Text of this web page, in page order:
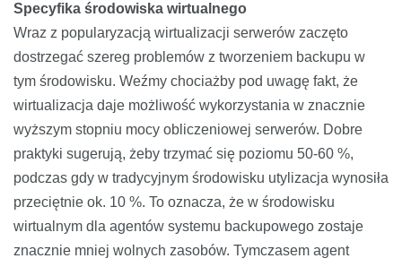
Specyfika środowiska wirtualnego
Wraz z popularyzacją wirtualizacji serwerów zaczęto
dostrzegać szereg problemów z tworzeniem backupu w
tym środowisku. Weźmy chociażby pod uwagę fakt, że
wirtualizacja daje możliwość wykorzystania w znacznie
wyższym stopniu mocy obliczeniowej serwerów. Dobre
praktyki sugerują, żeby trzymać się poziomu 50-60 %,
podczas gdy w tradycyjnym środowisku utylizacja wynosiła
przeciętnie ok. 10 %. To oznacza, że w środowisku
wirtualnym dla agentów systemu backupowego zostaje
znacznie mniej wolnych zasobów. Tymczasem agent